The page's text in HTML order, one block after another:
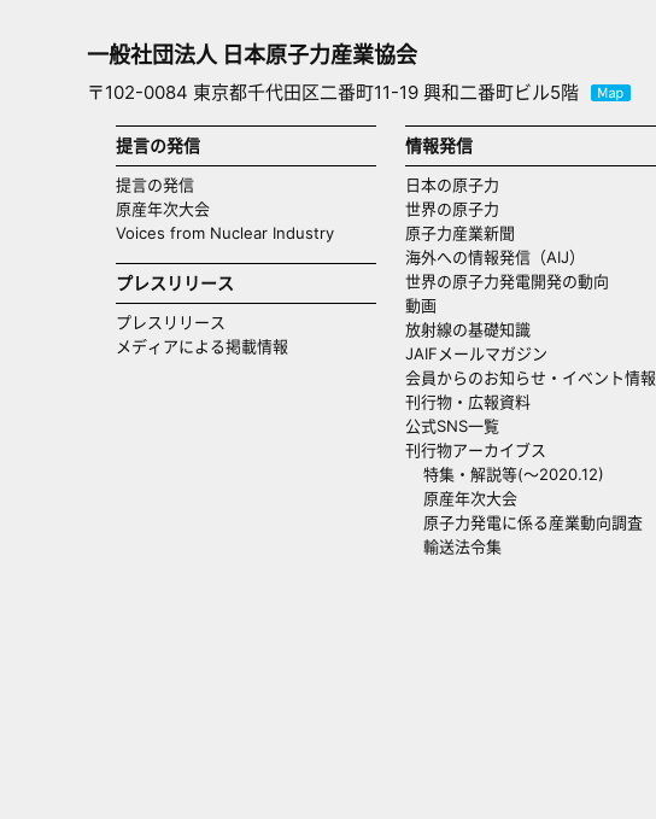
一般社団法人 日本原子力産業協会
〒102-0084 東京都千代田区二番町11-19 興和二番町ビル5階
提言の発信
提言の発信
原産年次大会
Voices from Nuclear Industry
プレスリリース
プレスリリース
メディアによる掲載情報
情報発信
日本の原子力
世界の原子力
原子力産業新聞
海外への情報発信（AIJ）
世界の原子力発電開発の動向
動画
放射線の基礎知識
JAIFメールマガジン
会員からのお知らせ・イベント情報
刊行物・広報資料
公式SNS一覧
刊行物アーカイブス
特集・解説等(～2020.12)
原産年次大会
原子力発電に係る産業動向調査
輸送法令集